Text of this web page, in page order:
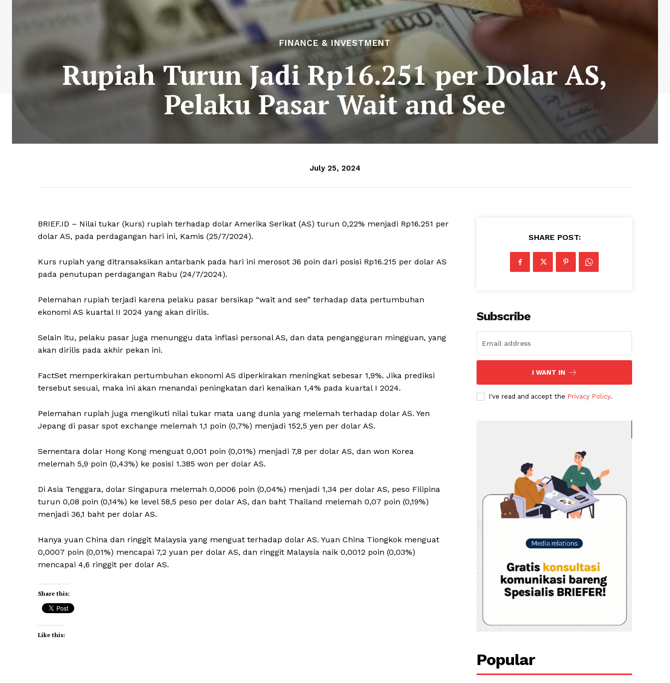
FINANCE & INVESTMENT
Rupiah Turun Jadi Rp16.251 per Dolar AS,
Pelaku Pasar Wait and See
July 25, 2024
BRIEF.ID – Nilai tukar (kurs) rupiah terhadap dolar Amerika Serikat (AS) turun 0,22% menjadi Rp16.251 per
dolar AS, pada perdagangan hari ini, Kamis (25/7/2024).
Kurs rupiah yang ditransaksikan antarbank pada hari ini merosot 36 poin dari posisi Rp16.215 per dolar AS
pada penutupan perdagangan Rabu (24/7/2024).
Pelemahan rupiah terjadi karena pelaku pasar bersikap “wait and see” terhadap data pertumbuhan
ekonomi AS kuartal II 2024 yang akan dirilis.
Selain itu, pelaku pasar juga menunggu data inflasi personal AS, dan data pengangguran mingguan, yang
akan dirilis pada akhir pekan ini.
FactSet memperkirakan pertumbuhan ekonomi AS diperkirakan meningkat sebesar 1,9%. Jika prediksi
tersebut sesuai, maka ini akan menandai peningkatan dari kenaikan 1,4% pada kuartal I 2024.
Pelemahan rupiah juga mengikuti nilai tukar mata uang dunia yang melemah terhadap dolar AS. Yen
Jepang di pasar spot exchange melemah 1,1 poin (0,7%) menjadi 152,5 yen per dolar AS.
Sementara dolar Hong Kong menguat 0,001 poin (0,01%) menjadi 7,8 per dolar AS, dan won Korea
melemah 5,9 poin (0,43%) ke posisi 1.385 won per dolar AS.
Di Asia Tenggara, dolar Singapura melemah 0,0006 poin (0,04%) menjadi 1,34 per dolar AS, peso Filipina
turun 0,08 poin (0,14%) ke level 58,5 peso per dolar AS, dan baht Thailand melemah 0,07 poin (0,19%)
menjadi 36,1 baht per dolar AS.
Hanya yuan China dan ringgit Malaysia yang menguat terhadap dolar AS. Yuan China Tiongkok menguat
0,0007 poin (0,01%) mencapai 7,2 yuan per dolar AS, dan ringgit Malaysia naik 0,0012 poin (0,03%)
mencapai 4,6 ringgit per dolar AS.
Share this:
Like this:
SHARE POST:
Subscribe
I WANT IN
I've read and accept the Privacy Policy.
Popular